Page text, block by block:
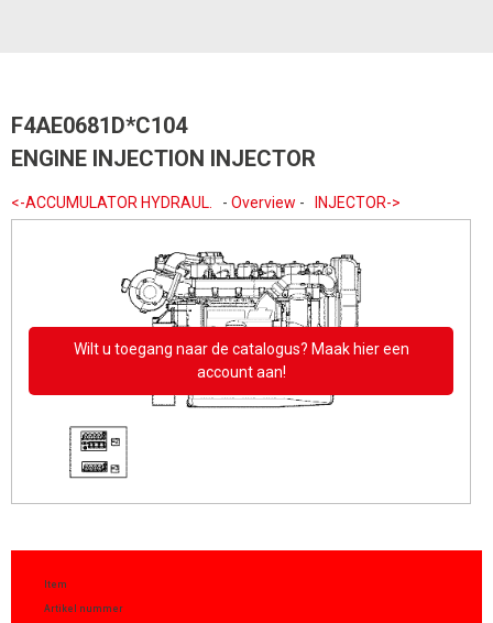
F4AE0681D*C104
ENGINE INJECTION INJECTOR
<-ACCUMULATOR HYDRAUL. - Overview - INJECTOR->
Wilt u toegang naar de catalogus? Maak hier een
account aan!
Item
Artikel nummer